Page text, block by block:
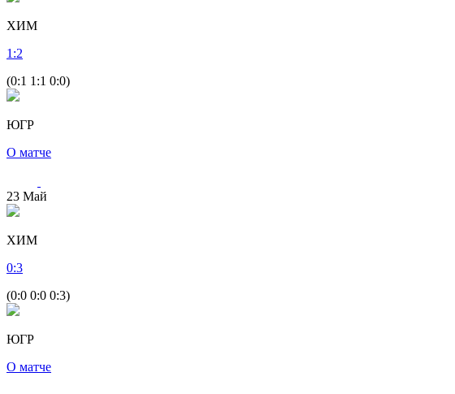
ХИМ
1 :2
(0:1 1:1 0:0)
ЮГР
О матче
23 Май
ХИМ
0:3
(0:0 0:0 0:3)
ЮГР
О матче